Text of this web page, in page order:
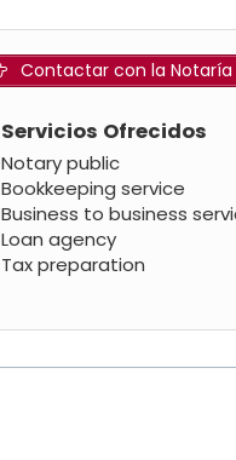
Contactar con la Notaría
Servicios Ofrecidos
Notary public
Bookkeeping service
Business to business
Loan agency
Tax preparation